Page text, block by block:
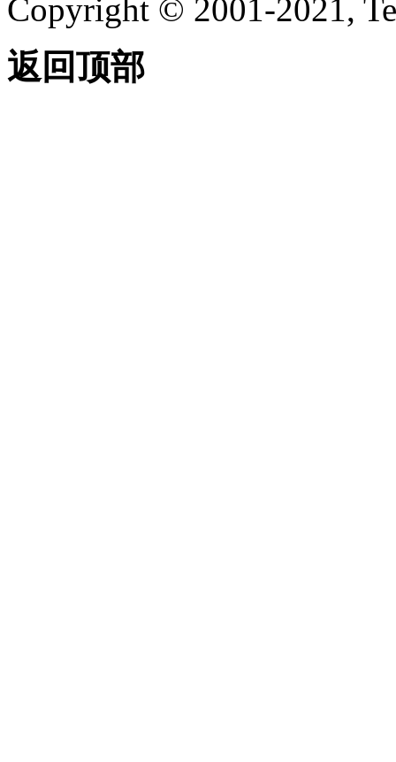
Copyright © 2001-2021,
返回顶部